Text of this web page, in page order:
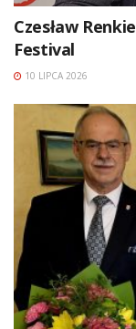
Czesław
Festival
10 LIPCA 2026